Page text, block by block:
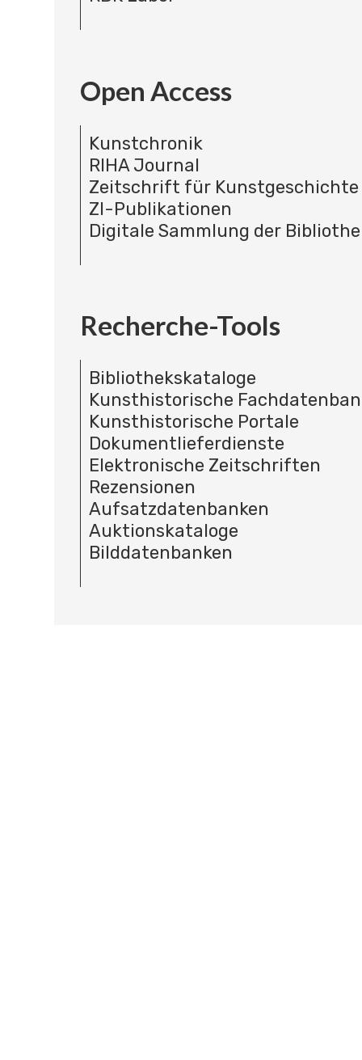
Open Access
Kunstchronik
RIHA Journal
Zeitschrift für Kunstgeschichte
ZI-Publikationen
Digitale Sammlung der
Recherche-Tools
Bibliothekskataloge
Kunsthistorische
Kunsthistorische Portale
Dokumentlieferdienste
Elektronische Zeitschriften
Rezensionen
Aufsatzdatenbanken
Auktionskataloge
Bilddatenbanken